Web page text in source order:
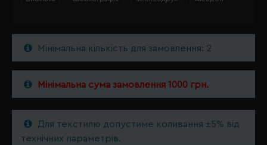
Мінімальна кількість для замовлення: 2
Мінімальна сума замовлення 1000 грн.
Для текстилю допустиме коливання ±5% від
технічних параметрів.